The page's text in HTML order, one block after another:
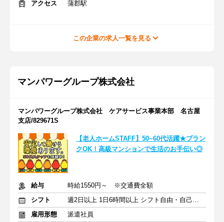
アクセス
蒲郡駅
この企業の求人一覧を見る
マンパワーグループ株式会社
マンパワーグループ株式会社 ケアサービス事業本部 名古屋
支店/829671S
【老人ホームSTAFF】50~60代活躍★ブラン
クOK！高級マンションで生活のお手伝い◎
給与
時給1550円～ ※交通費全額
シフト
週2日以上 1日6時間以上 シフト自由・自己申告
雇用形態
派遣社員